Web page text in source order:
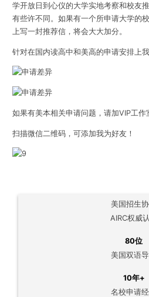
学开放日到心仪的大学实地考察和校友
有些许不同。如果有一个所申请大学的
上写一封推荐信，将会大大加分。
针对在国内读高中和美高的申请安排上
如果有美本相关申请问题，请加VIP工
扫描微信二维码，可添加我为好友！
美国招生
AIRC权威
80位
美国双语
10年+
名校申请